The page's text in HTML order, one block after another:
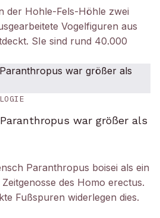
der Hohle-Fels-Höhle zwei
Vogelfiguren aus
SIe sind rund 40.000
war größer als
Paranthropus boisei als ein
des Homo erectus.
Fußspuren widerlegen dies.